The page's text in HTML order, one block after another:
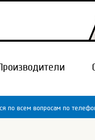
по всем вопросам по